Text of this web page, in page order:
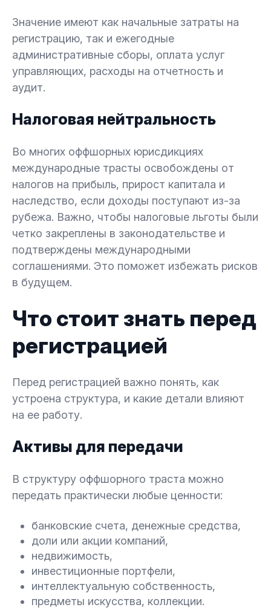
Значение имеют как начальные затраты на
регистрацию, так и ежегодные
административные сборы, оплата услуг
управляющих, расходы на отчетность и
аудит.
Налоговая нейтральность
Во многих оффшорных юрисдикциях
международные трасты освобождены от
налогов на прибыль, прирост капитала и
наследство, если доходы поступают из-за
рубежа. Важно, чтобы налоговые льготы были
четко закреплены в законодательстве и
подтверждены международными
соглашениями. Это поможет избежать рисков
в будущем.
Что стоит знать перед
регистрацией
Перед регистрацией важно понять, как
устроена структура, и какие детали влияют
на ее работу.
Активы для передачи
В структуру оффшорного траста можно
передать практически любые ценности:
банковские счета, денежные средства,
доли или акции компаний,
недвижимость,
инвестиционные портфели,
интеллектуальную собственность,
предметы искусства, коллекции.